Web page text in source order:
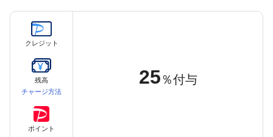
クレジット
残高
チャージ方法
ポイント
25 ％付与